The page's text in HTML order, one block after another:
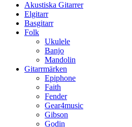
Akustiska Gitarrer
Elgitarr
Basgitarr
Folk
Ukulele
Banjo
Mandolin
Gitarrmärken
Epiphone
Faith
Fender
Gear4music
Gibson
Godin